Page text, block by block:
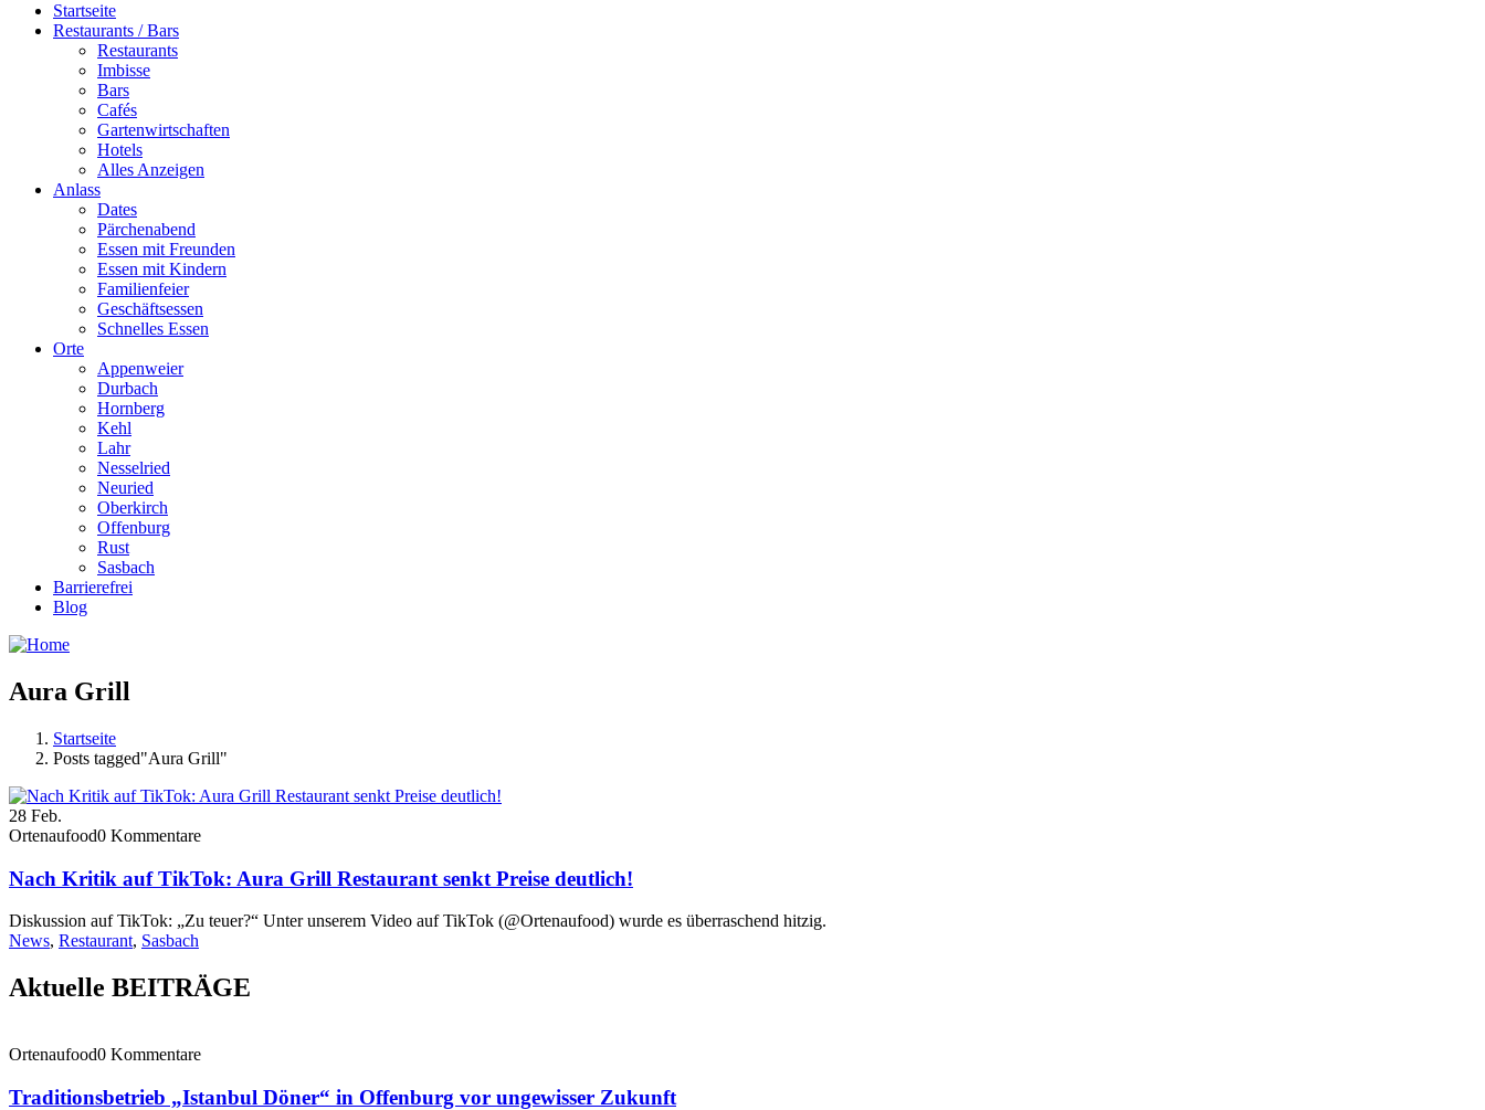
Startseite
Restaurants / Bars
Restaurants
Imbisse
Bars
Cafés
Gartenwirtschaften
Hotels
Alles Anzeigen
Anlass
Dates
Pärchenabend
Essen mit Freunden
Essen mit Kindern
Familienfeier
Geschäftsessen
Schnelles Essen
Orte
Appenweier
Durbach
Hornberg
Kehl
Lahr
Nesselried
Neuried
Oberkirch
Offenburg
Rust
Sasbach
Barrierefrei
Blog
Aura Grill
Startseite
Posts tagged"Aura Grill"
28 Feb.
Ortenaufood0 Kommentare
Nach Kritik auf TikTok: Aura Grill Restaurant senkt Preise deutlich!
Diskussion auf TikTok: „Zu teuer?“ Unter unserem Video auf TikTok (@Ortenaufood) wurde es überraschend hitzig.
News, Restaurant, Sasbach
Aktuelle BEITRÄGE
Ortenaufood0 Kommentare
Traditionsbetrieb „Istanbul Döner“ in Offenburg vor ungewisser Zukunft